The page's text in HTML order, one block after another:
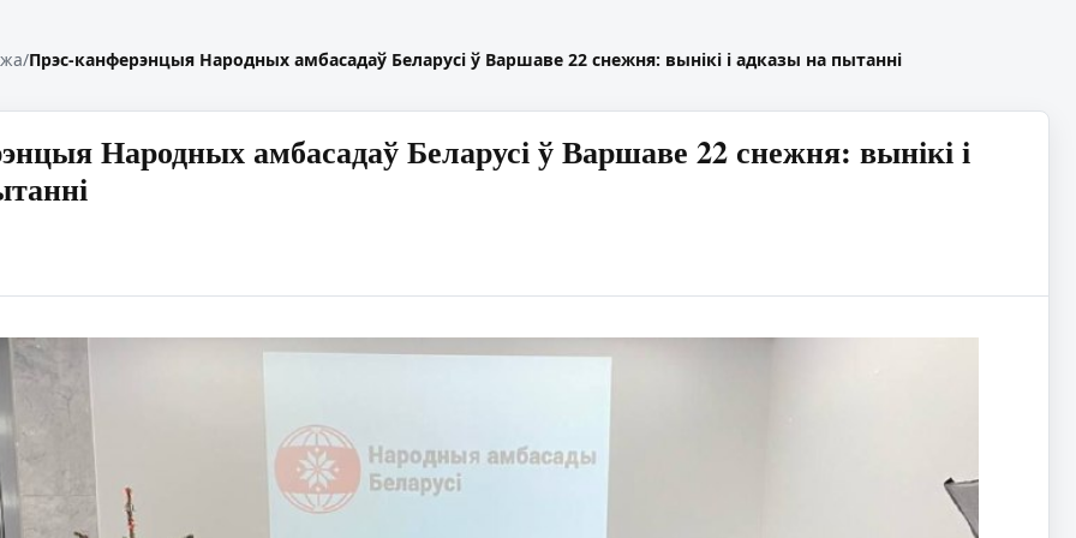
/Прэс-канферэнцыя Народных амбасадаў Беларусі ў Варшаве 22 снежня: вынікі і адказы на пытанні
Народных амбасадаў Беларусі ў Варшаве 22 снежня: вынікі і